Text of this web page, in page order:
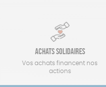
Achats solidaires
Vos achats financent nos
actions